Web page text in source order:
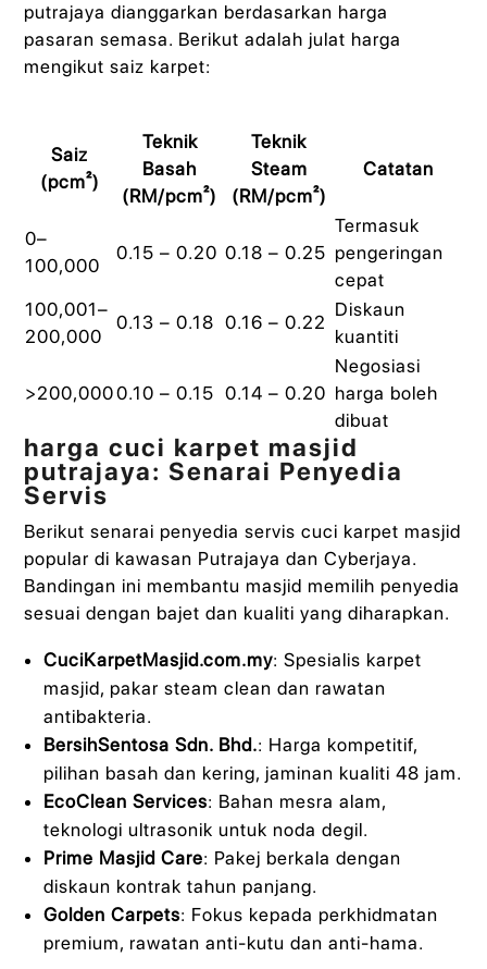
putrajaya dianggarkan berdasarkan harga
pasaran semasa. Berikut adalah julat harga
mengikut saiz karpet:
Saiz
(pcm²)
Teknik
Basah
(RM/pcm²)
Teknik
Steam
(RM/pcm²)
Catatan
0–
100,000
0.15 – 0.20 0.18 – 0.25
Termasuk
pengeringan
cepat
100,001–
200,000
0.13 – 0.18 0.16 – 0.22
Diskaun
kuantiti
>200,0000.10 – 0.15 0.14 – 0.20
Negosiasi
harga boleh
dibuat
harga cuci karpet masjid
putrajaya: Senarai Penyedia
Servis
Berikut senarai penyedia servis cuci karpet masjid
popular di kawasan Putrajaya dan Cyberjaya.
Bandingan ini membantu masjid memilih penyedia
sesuai dengan bajet dan kualiti yang diharapkan.
CuciKarpetMasjid.com.my: Spesialis karpet
masjid, pakar steam clean dan rawatan
antibakteria.
BersihSentosa Sdn. Bhd.: Harga kompetitif,
pilihan basah dan kering, jaminan kualiti 48 jam.
EcoClean Services: Bahan mesra alam,
teknologi ultrasonik untuk noda degil.
Prime Masjid Care: Pakej berkala dengan
diskaun kontrak tahun panjang.
Golden Carpets: Fokus kepada perkhidmatan
premium, rawatan anti-kutu dan anti-hama.